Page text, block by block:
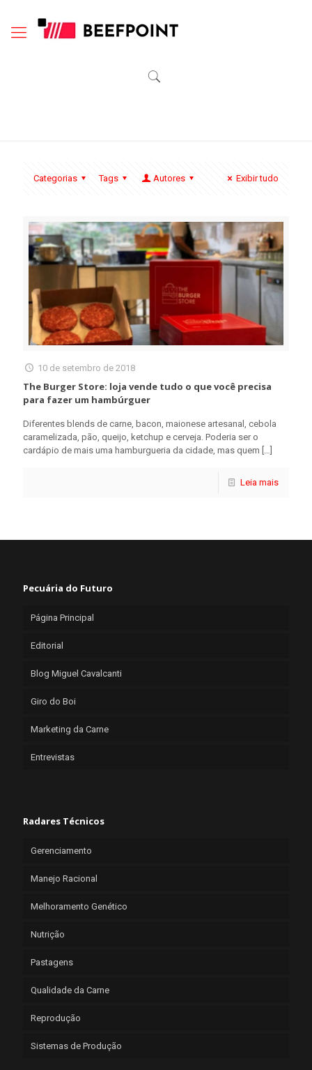
Categorias Tags Autores Exibir tudo
10 de setembro de 2018
The Burger Store: loja vende tudo o que você precisa
para fazer um hambúrguer
Diferentes blends de carne, bacon, maionese artesanal, cebola
caramelizada, pão, queijo, ketchup e cerveja. Poderia ser o
cardápio de mais uma hamburgueria da cidade, mas quem […]
Leia mais
Pecuária do Futuro
Página Principal
Editorial
Blog Miguel Cavalcanti
Giro do Boi
Marketing da Carne
Entrevistas
Radares Técnicos
Gerenciamento
Manejo Racional
Melhoramento Genético
Nutrição
Pastagens
Qualidade da Carne
Reprodução
Sistemas de Produção